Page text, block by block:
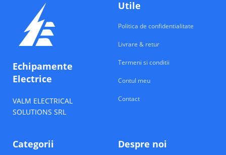
Echipamente
Electrice
VALM ELECTRICAL
SOLUTIONS SRL
Utile
Politica de confidentialitate
Livrare & retur
Termeni si conditii
Contul meu
Contact
Categorii Despre noi